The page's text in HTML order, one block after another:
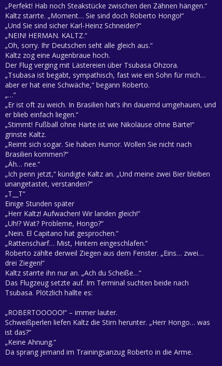
„Perfekt! Hab noch Steakstücke zwischen den Zähnen hängen.“
Kaltz starrte. „Moment… Sie sind doch Roberto Hongo!“
„Und Sie sind sicher Karl-Heinz Schneider?“
„NEIN! HERMAN. KALTZ.“
„Oh, sorry. Ihr Deutschen seht alle gleich aus.“
Kaltz zog eine Augenbraue hoch.
Der Flug verging mit Lästereien über Tsubasa Ohzora.
„Tsubasa ist begabt, sympathisch, fast wie ein Sohn für mich…
aber er hat eine Schwäche,“ begann Roberto.
„…“
„Er ist oft zu weich. In Brasilien hat’s ihn dauernd umgehauen, und
er blieb einfach liegen.“
„Stimmt! Fußball ohne Härte ist wie Nikoläuse ohne Bärte!“
grinste Kaltz.
„Reimt sich sogar. Sie haben Humor. Wollen Sie nicht nach
Brasilien kommen?“
„Äh… nee.“
„Ich penn jetzt,“ kündigte Kaltz an. „Und meine zwei Bier bleiben
unangetastet, verstanden?“
„T__T“
Einige Stunden später
„Herr Kaltz! Aufwachen! Wir landen gleich!“
„Uh!? Wat? Probleme, Hongo?“
„Nein. El Capitano hat gesprochen.“
„Rattenscharf… Mist, Hintern eingeschlafen.“
Roberto zählte derweil Ziegen aus dem Fenster. „Eins… zwei…
drei Ziegen!“
Kaltz starrte ihn nur an. „Ach du Scheiße…“
Das Flugzeug setzte auf. Im Terminal suchten beide nach
Tsubasa. Plötzlich hallte es:
„ROBERTOOOOO!“ – immer lauter.
Schweißperlen liefen Kaltz die Stirn herunter. „Herr Hongo… was
ist das?“
„Keine Ahnung.“
Da sprang jemand im Trainingsanzug Roberto in die Arme.